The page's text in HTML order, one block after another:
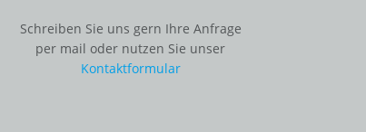
Schreiben Sie uns gern Ihre Anfrage
per mail oder nutzen Sie unser
Kontaktformular